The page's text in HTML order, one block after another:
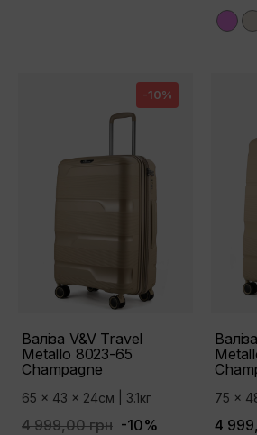
Валіза V&V Travel
Metallo 8023-65
Champagne
65 x 43 x 24см | 3.1кг
4 999,00 грн -10%
-10%
75 x
4